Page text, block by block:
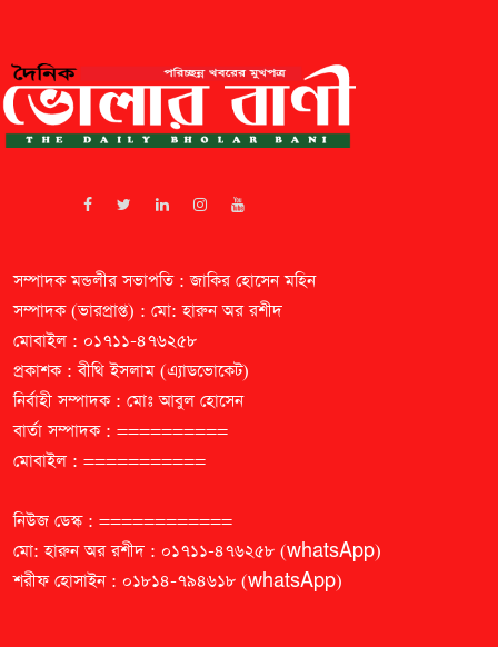
সম্পাদক মন্ডলীর সভাপতি : জাকির হোসেন মহিন
সম্পাদক (ভারপ্রাপ্ত) : মো: হারুন অর রশীদ
মোবাইল : ০১৭১১-৪৭৬২৫৮
প্রকাশক : বীথি ইসলাম (এ্যাডভোকেট)
নির্বাহী সম্পাদক : মোঃ আবুল হোসেন
বার্তা সম্পাদক : ==========
মোবাইল : ===========
নিউজ ডেস্ক : ============
মো: হারুন অর রশীদ : ০১৭১১-৪৭৬২৫৮ (whatsApp)
শরীফ হোসাইন : ০১৮১৪-৭৯৪৬১৮ (whatsApp)